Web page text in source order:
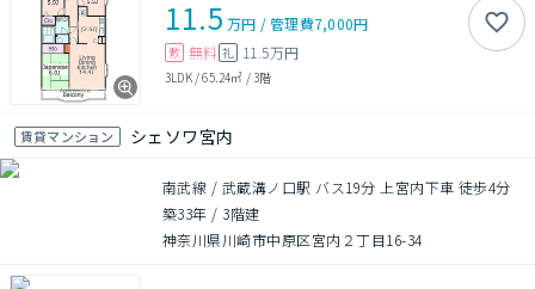
11.5 万円 /管理費7,000円
敷 無料 礼 11.5万円
3LDK/65.24㎡ /3階
賃貸マンション シェソワ宮内
南武線 / 武蔵溝ノ口駅 バス19分 上宮内下車 徒歩4分
築33年 / 3階建
神奈川県川崎市中原区宮内２丁目16-34